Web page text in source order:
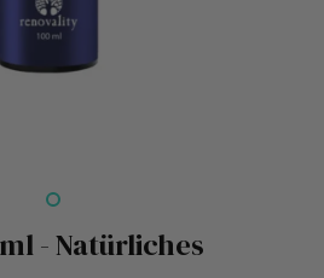
- Natürliches